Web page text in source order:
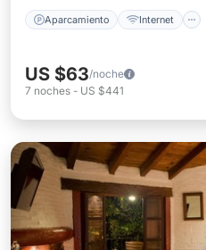
Aparcamiento Internet
US $63/noche
7 noches - US $441